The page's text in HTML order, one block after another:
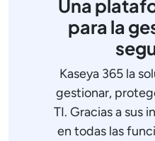
Una
para la
Kaseya 365 la
gestionar,
TI. Gracias a sus
en todas las